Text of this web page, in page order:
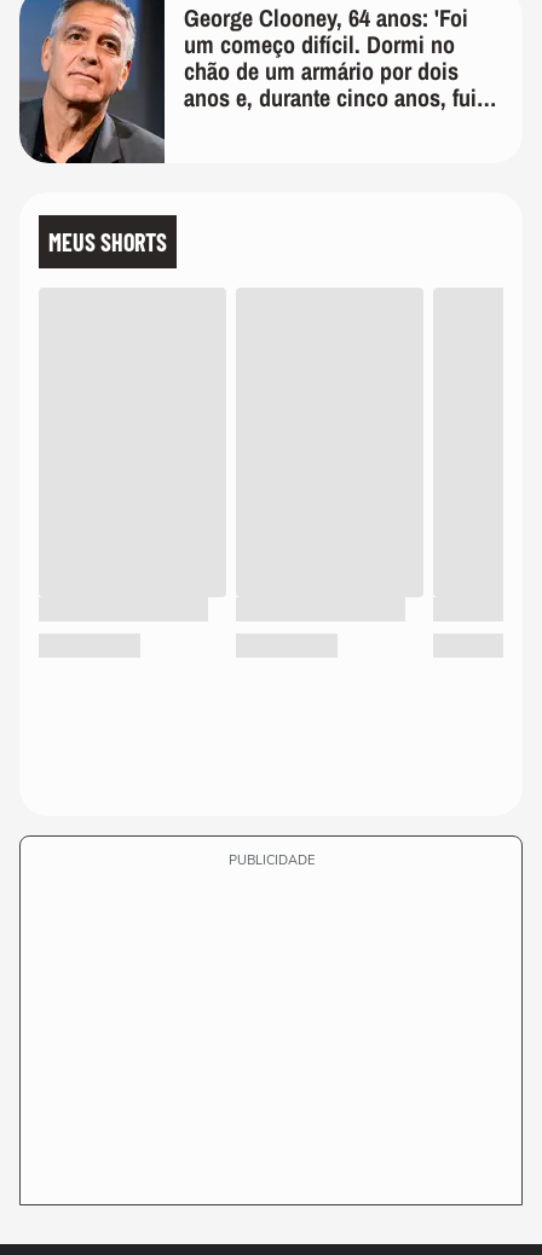
George Clooney, 64 anos: 'Foi
um começo difícil. Dormi no
chão de um armário por dois
anos e, durante cinco anos, fui
MEUS SHORTS
PUBLICIDADE